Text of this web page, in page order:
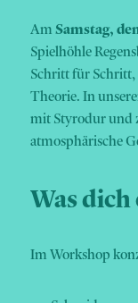
AmSamstag,
Spielhöhle
Schritt für
Theorie. In
mit Styrodur und
atmosphärische
Was
Im Workshop